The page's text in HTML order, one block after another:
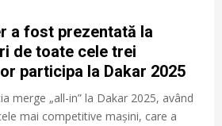
a fost prezentată la
de toate cele trei
participa la Dakar 2025
merge „all-in” la Dakar 2025, având
mai competitive mașini, care a